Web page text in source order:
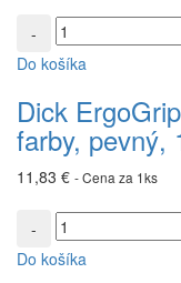
množstvo
Dick
ErgoGrip,
nôž
modrej
farby,
pevný,
82991-
13
Do košíka
Dick
farby, pevný,
11,83 € - Cena za 1ks
množstvo
Dick
Ergogrip,
Do košíka